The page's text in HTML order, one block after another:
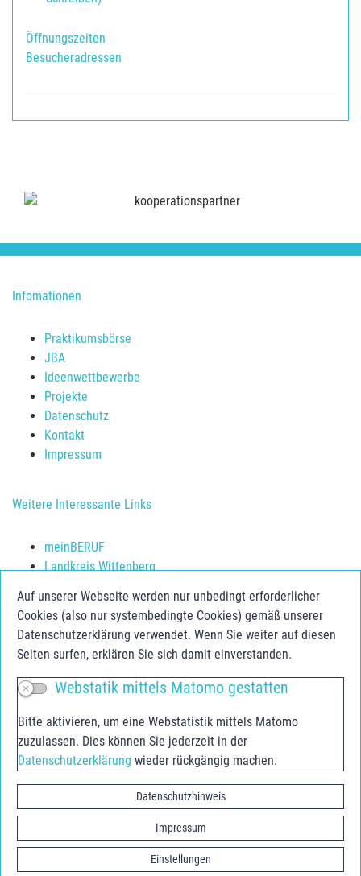
Auf unserer Webseite werden nur unbedingt erforderlicher
Cookies (also nur systembedingte Cookies) gemäß unserer
Datenschutzerklärung verwendet. Wenn Sie weiter auf diesen
Seiten surfen, erklären Sie sich damit einverstanden.
Webstatik mittels Matomo gestatten
Bitte aktivieren, um eine Webstatistik mittels Matomo
zuzulassen. Dies können Sie jederzeit in der
Datenschutzerklärung wieder rückgängig machen.
Datenschutzhinweis
Impressum
Einstellungen
Öffnungszeiten
Besucheradressen
Infomationen
Praktikumsbörse
JBA
Ideenwettbewerbe
Projekte
Datenschutz
Kontakt
Impressum
Weitere Interessante Links
meinBERUF
Landkreis Wittenberg
Jugendberufsagentur Anhalt-Bitterfeld
Jugend.Berufs.Zentrum Dessau-Roßlau
Social Media
Facebook
Instagram
Youtube
Youtube Agentur für Arbeit